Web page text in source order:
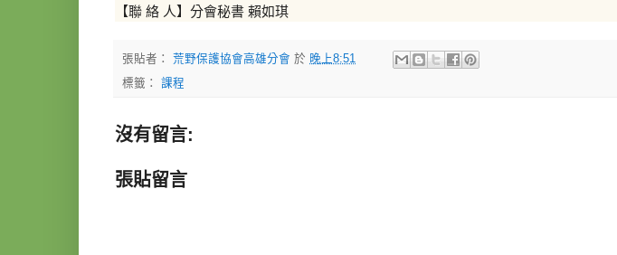
【聯 絡 人】分會秘書 賴如琪
張貼者： 荒野保護協會高雄分會 於 晚上8:51
標籤： 課程
沒有留言:
張貼留言